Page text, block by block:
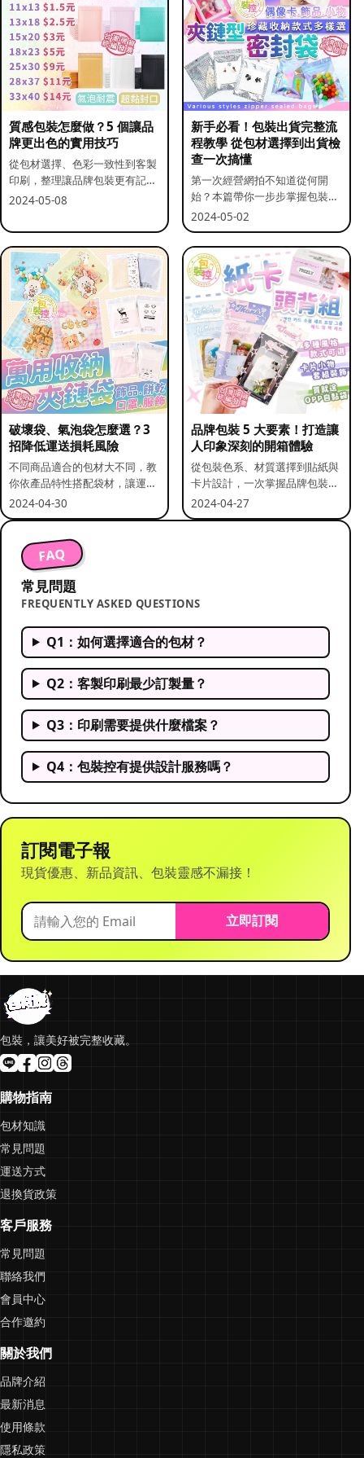
質感包裝怎麼做？5 個讓品
牌更出色的實用技巧
從包材選擇、色彩一致性到客製
印刷，整理讓品牌包裝更有記憶
點的實用做法。
2024-05-08
新手必看！包裝出貨完整流
程教學 從包材選擇到出貨檢
查一次搞懂
第一次經營網拍不知道從何開
始？本篇帶你一步步掌握包裝流
程與出貨前檢查重點。
2024-05-02
破壞袋、氣泡袋怎麼選？3
招降低運送損耗風險
不同商品適合的包材大不同，教
你依產品特性搭配袋材，讓運送
更安全。
2024-04-30
品牌包裝 5 大要素！打造讓
人印象深刻的開箱體驗
從包裝色系、材質選擇到貼紙與
卡片設計，一次掌握品牌包裝的
關鍵要素。
2024-04-27
FAQ
常見問題
FREQUENTLY ASKED QUESTIONS
Q1：如何選擇適合的包材？
Q2：客製印刷最少訂製量？
Q3：印刷需要提供什麼檔案？
Q4：包裝控有提供設計服務嗎？
訂閱電子報
現貨優惠、新品資訊、包裝靈感不漏接！
立即訂閱
包裝，讓美好被完整收藏。
購物指南
包材知識
常見問題
運送方式
退換貨政策
客戶服務
常見問題
聯絡我們
會員中心
合作邀約
關於我們
品牌介紹
最新消息
使用條款
隱私政策